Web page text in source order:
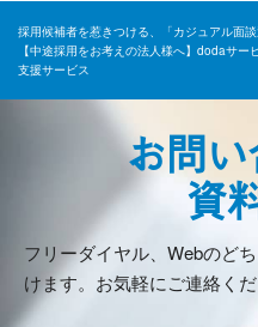
採用候補者を惹きつける、「カジュアル面
【中途採用をお考えの法人様へ】dodaサ
支援サービス
お問い
資
フリーダイヤル、Webのど
けます。お気軽にご連絡くだ